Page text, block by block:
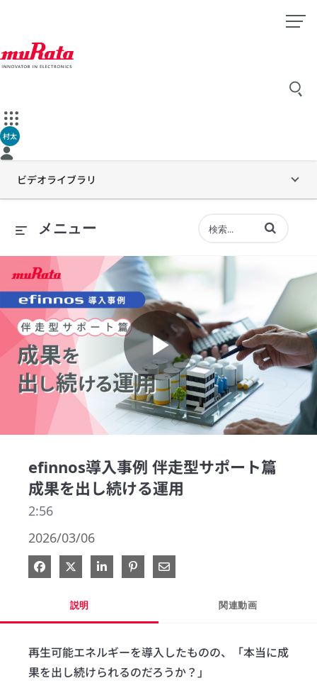
村太
ビデオライブラリ
メニュー 動画の検索語句
Play
Video
efinnos導入事例 伴走型サポート篇
成果を出し続ける運用
2:56
2026/03/06
Facebook で共有
Xで共有する
LinkedIn で共有
Pinterest に投稿
電子メールで共有
説明 関連動画
再生可能エネルギーを導入したものの、「本当に成
果を出し続けられるのだろうか？」